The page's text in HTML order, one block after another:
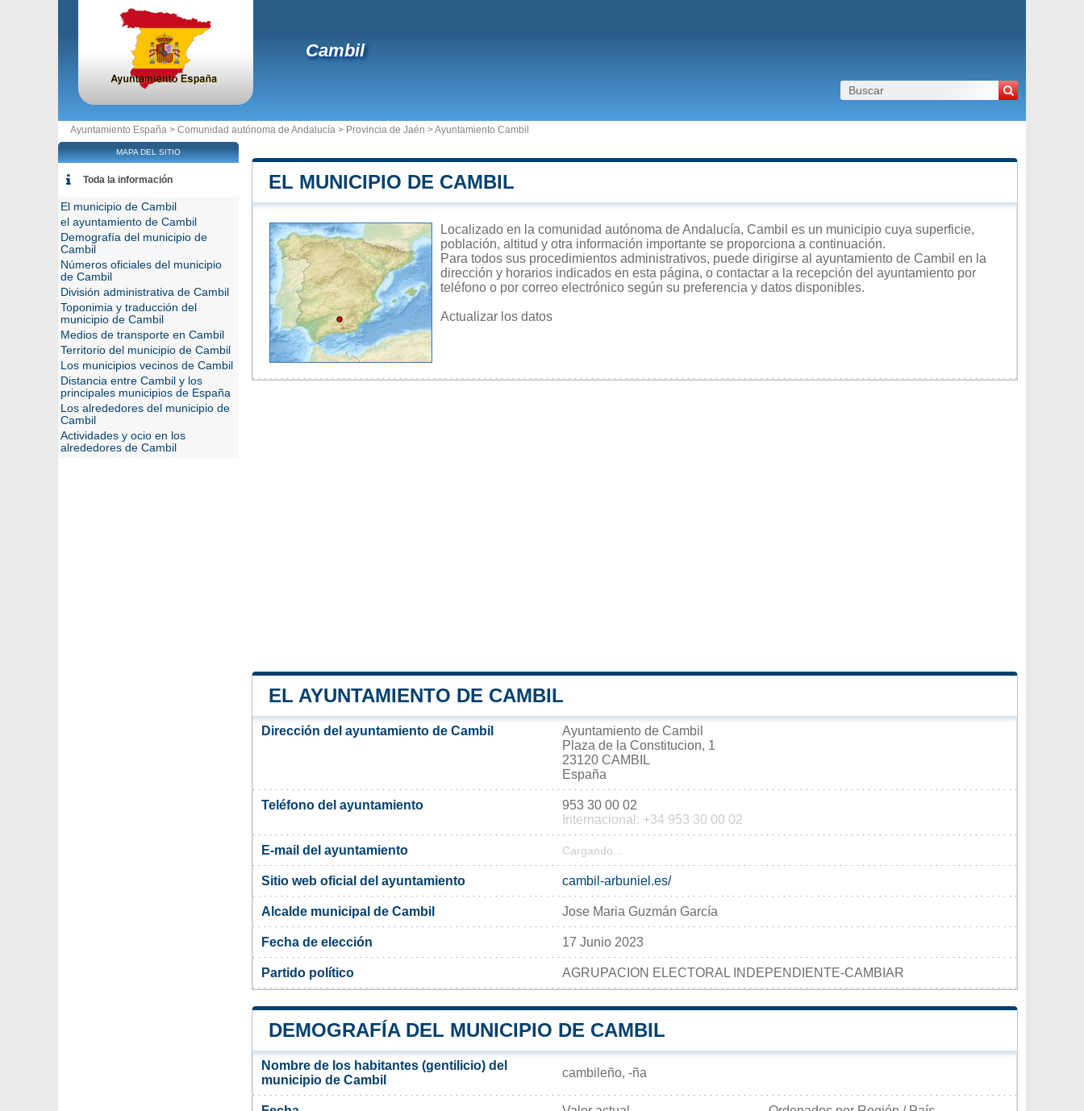
Cambil
Ayuntamiento España > Comunidad autónoma de Andalucía > Provincia de Jaén >Ayuntamiento Cambil
EL MUNICIPIO DE CAMBIL
Localizado en la comunidad autónoma de Andalucía, Cambil es un municipio cuya superficie,
población, altitud y otra información importante se proporciona a continuación.
Para todos sus procedimientos administrativos, puede dirigirse al ayuntamiento de Cambil en la
dirección y horarios indicados en esta página, o contactar a la recepción del ayuntamiento por
teléfono o por correo electrónico según su preferencia y datos disponibles.
Actualizar los datos
EL AYUNTAMIENTO DE CAMBIL
Dirección del ayuntamiento de Cambil
Ayuntamiento de Cambil
Plaza de la Constitucion, 1
23120 CAMBIL
España
Teléfono del ayuntamiento
953 30 00 02
Internacional: +34 953 30 00 02
E-mail del ayuntamiento Cargando...
Sitio web oficial del ayuntamiento cambil-arbuniel.es/
Alcalde municipal de Cambil Jose Maria Guzmán García
Fecha de elección 17 Junio 2023
Partido político AGRUPACION ELECTORAL INDEPENDIENTE-CAMBIAR
DEMOGRAFÍA DEL MUNICIPIO DE CAMBIL
Nombre de los habitantes (gentilicio) del
municipio de Cambil
cambileño, -ña
MAPA DEL SITIO
Toda la información
El municipio de Cambil
el ayuntamiento de Cambil
Demografía del municipio de
Cambil
Números oficiales del municipio
de Cambil
División administrativa de Cambil
Toponimia y traducción del
municipio de Cambil
Medios de transporte en Cambil
Territorio del municipio de Cambil
Los municipios vecinos de Cambil
Distancia entre Cambil y los
principales municipios de España
Los alrededores del municipio de
Cambil
Actividades y ocio en los
alrededores de Cambil